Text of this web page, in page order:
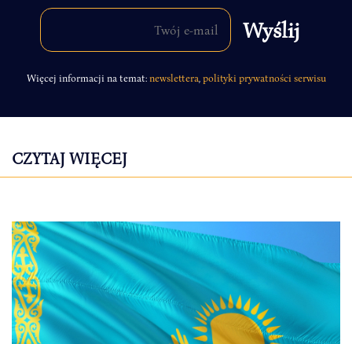
Więcej informacji na temat:newslettera polityki prywatności serwisu
CZYTAJ WIĘCEJ